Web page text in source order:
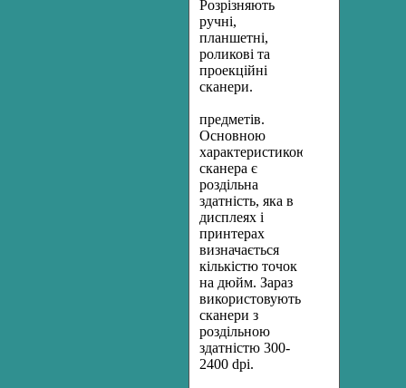
Розрізняють
ручні,
планшетні,
роликові та
проекційні
сканери.
предметів.
Основною
характеристикою
сканера є
роздільна
здатність, яка в
дисплеях і
принтерах
визначається
кількістю точок
на дюйм. Зараз
використовують
сканери з
роздільною
здатністю 300-
2400 dpi.